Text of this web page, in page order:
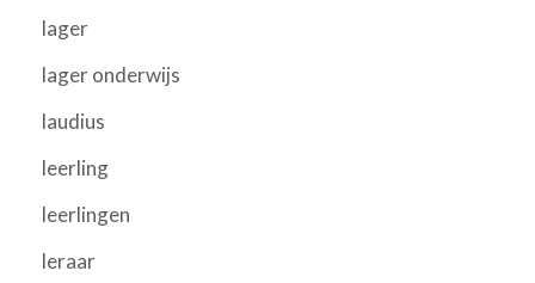
lager
lager onderwijs
laudius
leerling
leerlingen
leraar